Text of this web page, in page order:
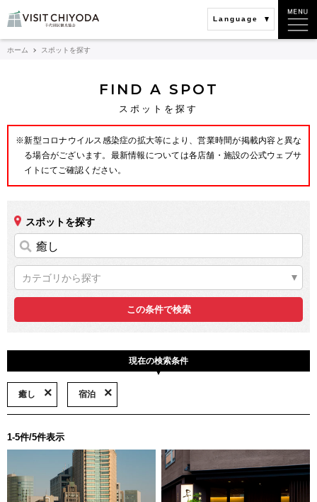
Language
ホーム スポットを探す
FIND A SPOT
スポットを探す
※新型コロナウイルス感染症の拡大等により、営業時間が掲載内容と異な
る場合がございます。最新情報については各店舗・施設の公式ウェブサ
イトにてご確認ください。
スポットを探す
カテゴリから探す
現在の検索条件
癒し 宿泊
1-5件/5件表示